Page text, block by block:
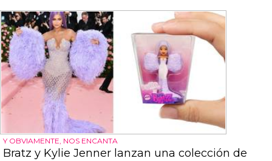
Y OBVIAMENTE, NOS ENCANTA
Bratz y Kylie Jenner lanzan una colección de